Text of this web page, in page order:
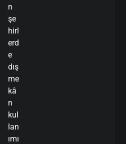
n
şe
hirl
erd
e
dış
me
kâ
n
kul
lan
ımı